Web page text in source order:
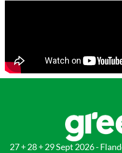
27 + 28 + 29 Sept 2026 -